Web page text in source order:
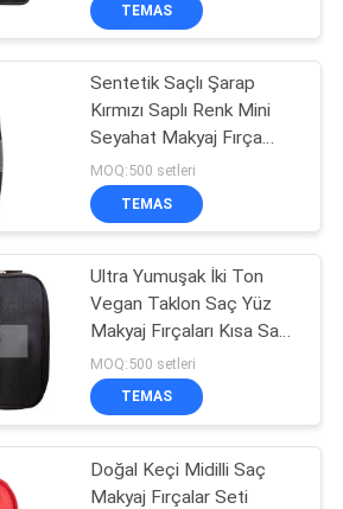
TEMAS
Sentetik Saçlı Şarap
Kırmızı Saplı Renk Mini
Seyahat Makyaj Fırça
Seti
MOQ:500 setleri
TEMAS
Ultra Yumuşak İki Ton
Vegan Taklon Saç Yüz
Makyaj Fırçaları Kısa Saplı
Set
MOQ:500 setleri
TEMAS
Doğal Keçi Midilli Saç
Makyaj Fırçalar Seti